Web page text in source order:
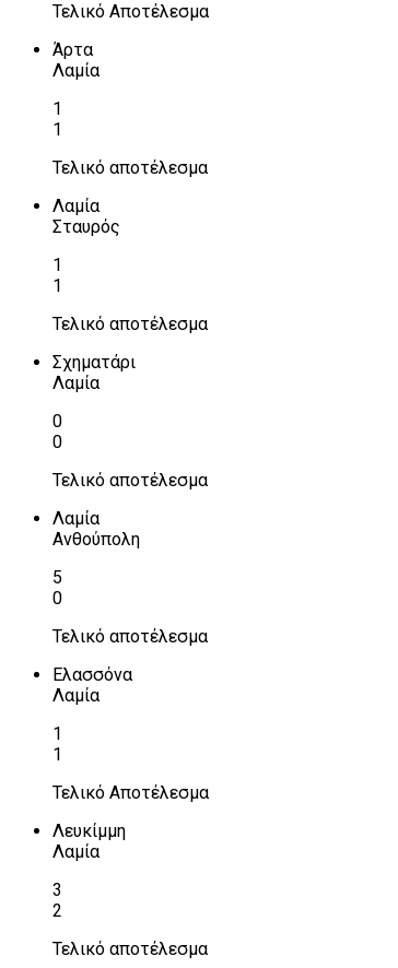
Τελικό Αποτέλεσμα
Άρτα
Λαμία
1
1
Τελικό αποτέλεσμα
Λαμία
Σταυρός
1
1
Τελικό αποτέλεσμα
Σχηματάρι
Λαμία
0
0
Τελικό αποτέλεσμα
Λαμία
Ανθούπολη
5
0
Τελικό αποτέλεσμα
Ελασσόνα
Λαμία
1
1
Τελικό Αποτέλεσμα
Λευκίμμη
Λαμία
3
2
Τελικό αποτέλεσμα